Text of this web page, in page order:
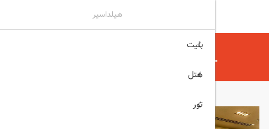
هیلداسیر
SUSESI LUXURY RESORT آنتالیا
هیلداسیر
بلیت
هتل
تور